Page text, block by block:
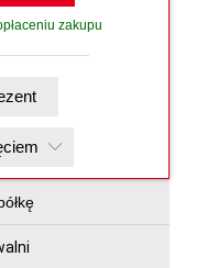
zakupu
prezent